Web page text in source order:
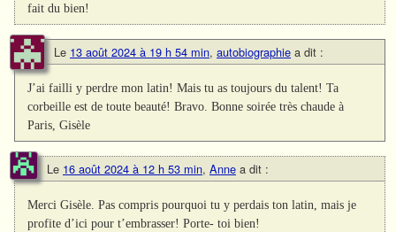
fait du bien!
Le 13 août 2024 à 19 h 54 min, autobiographie a dit :
J’ai failli y perdre mon latin! Mais tu as toujours du talent! Ta
corbeille est de toute beauté! Bravo. Bonne soirée très chaude à
Paris, Gisèle
Le 16 août 2024 à 12 h 53 min, Anne a dit :
Merci Gisèle. Pas compris pourquoi tu y perdais ton latin, mais je
profite d’ici pour t’embrasser! Porte- toi bien!